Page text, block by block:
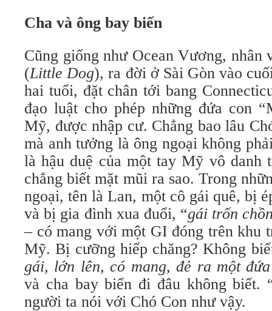
Cha và ông bay biến
Cũng giống như Ocean Vương, nhân
(Little Dog), ra đời ở Sài Gòn vào
hai tuổi, đặt chân tới bang
đạo luật cho phép những đứa con
Mỹ, được nhập cư. Chẳng bao lâu
mà anh tưởng là ông ngoại không
là hậu duệ của một tay Mỹ vô danh
chẳng biết mặt mũi ra sao. Trong
ngoại, tên là Lan, một cô gái quê, bị
và bị gia đình xua đuổi, “gái trốn
– có mang với một GI đóng trên khu
Mỹ. Bị cưỡng hiếp chăng? Không
gái, lớn lên, có mang, đẻ ra một
và cha bay biến đi đâu không biết.
người ta nói với Chó Con như vậy.